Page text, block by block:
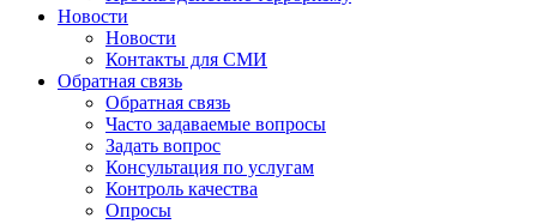
Новости
Новости
Контакты для СМИ
Обратная связь
Обратная связь
Часто задаваемые вопросы
Задать вопрос
Консультация по услугам
Контроль качества
Опросы